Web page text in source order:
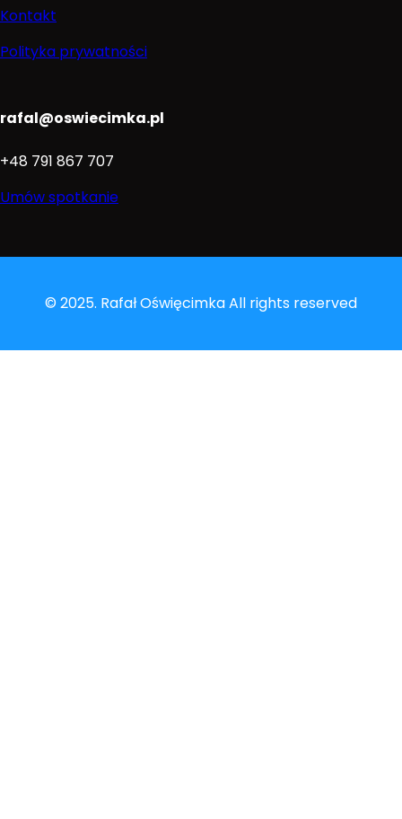
Kontakt
Polityka prywatności
rafal@oswiecimka.pl
+48 791 867 707
Umów spotkanie
© 2025. Rafał Oświęcimka All rights reserved